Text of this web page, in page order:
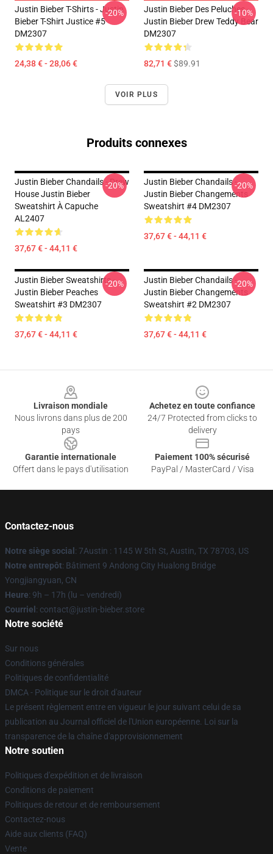
Justin Bieber T-Shirts - Justin
Bieber T-Shirt Justice #5
DM2307
24,38 € - 28,06 €
-20%
Justin Bieber Des Peluches -
Justin Bieber Drew Teddy Bear
DM2307
82,71 €$89.91
-10%
VOIR PLUS
Produits connexes
Justin Bieber Chandails - Drew
House Justin Bieber
Sweatshirt À Capuche
AL2407
37,67 € - 44,11 €
-20%
Justin Bieber Chandails -
Justin Bieber Changements
Sweatshirt #4 DM2307
37,67 € - 44,11 €
-20%
Justin Bieber Sweatshirts -
Justin Bieber Peaches
Sweatshirt #3 DM2307
37,67 € - 44,11 €
-20%
Justin Bieber Chandails -
Justin Bieber Changements
Sweatshirt #2 DM2307
37,67 € - 44,11 €
-20%
Livraison mondiale
Nous livrons dans plus de 200
pays
Achetez en toute confiance
24/7 Protected from clicks to
delivery
Garantie internationale
Offert dans le pays d'utilisation
Paiement 100% sécurisé
PayPal / MasterCard / Visa
Contactez-nous
Notre siège social : 7Austin : 1145 W 5th St, Austin, TX 78703, US
Notre entrepôt: Bâtiment 9 Andong City Hualong Bridge
Yongjiangyuan, CN
Heure: 9h – 17h (lu – vendredi)
Courriel : contact@justin-bieber.store
Notre société
Sur nous
Conditions générales
Politiques de confidentialité
DMCA - Politique sur le droit d'auteur
Le présent règlement entre en vigueur le jour suivant celui de sa
publication au Journal officiel de l'Union européenne. Loi sur la
transparence de la chaîne d'approvisionnement
Notre soutien
Politiques d'expédition et de livraison
Conditions de paiement
Politiques de retour et de remboursement
Contactez-nous
Aide aux clients (FAQ)
Vente